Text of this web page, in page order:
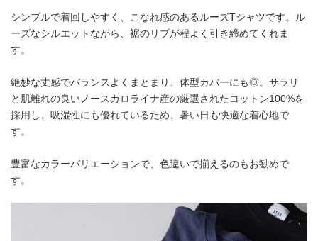
シンプルで着回しやすく、こなれ感のあるルーズTシャツです。ル
ーズなシルエットながら、裾のリブが程よく引き締めてくれま
す。
絶妙な丈感でバランスよくまとまり、体型カバーにも◎。サラリ
と肌離れの良いノースカロライナ産の厳選されたコットン100%を
採用し、吸湿性にも優れているため、暑い日も快適な着心地で
す。
豊富なカラーバリエーションで、色違いで揃えるのもお勧めで
す。